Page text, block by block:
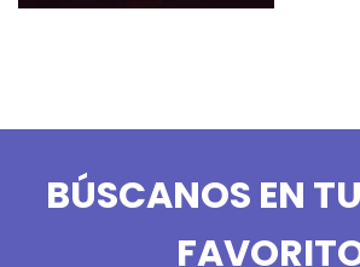
BÚSCANOS EN